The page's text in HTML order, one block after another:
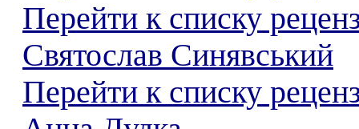
Перейти к списку
Святослав Синявський
Перейти к списку